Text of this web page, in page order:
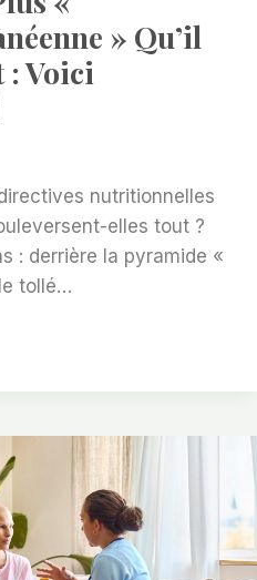
» Qu’il
: Voici
nutritionnelles
elles tout ?
: derrière la pyramide «
tollé…